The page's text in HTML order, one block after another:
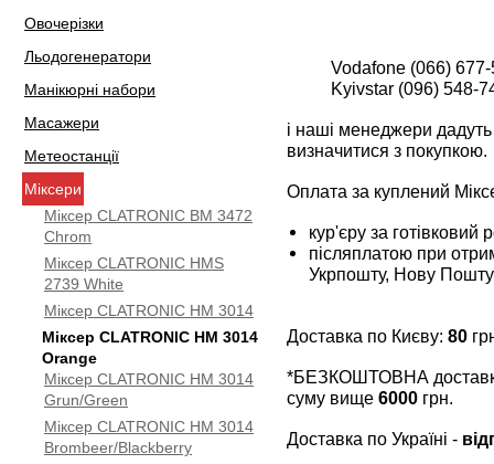
Овочерізки
Льодогенератори
Манікюрні набори
Масажери
Метеостанції
Міксери
Міксер CLATRONIC BM 3472
Сhrom
Міксер CLATRONIC HMS
2739 White
Міксер CLATRONIC HM 3014
Міксер CLATRONIC HM 3014
Orange
Міксер CLATRONIC HM 3014
Grun/Green
Міксер CLATRONIC HM 3014
Brombeer/Blackberry
Vodafone (066)
Kyivstar (096) 548-
і наші менеджери
визначитися з покупкою.
Оплата за куплений
кур'єру за готівковий
післяплатою при
Укрпошту, Нову
Доставка по Києву: 80
*БЕЗКОШТОВНА
суму вище 6000 грн.
Доставка по Україні -